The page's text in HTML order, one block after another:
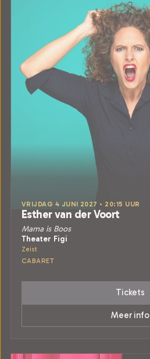
VRIJDAG 4 JUNI 2027 • 20:15 UUR
Esther van der Voort
Mama is Boos
Theater Figi
Zeist
CABARET
Tickets
Meer info